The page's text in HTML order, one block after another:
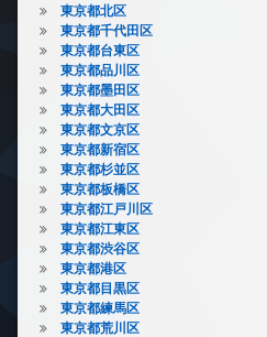
東京都北区
東京都千代田区
東京都台東区
東京都品川区
東京都墨田区
東京都大田区
東京都文京区
東京都新宿区
東京都杉並区
東京都板橋区
東京都江戸川区
東京都江東区
東京都渋谷区
東京都港区
東京都目黒区
東京都練馬区
東京都荒川区